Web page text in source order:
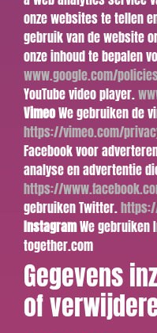
onze websites te tellen
gebruik van de website
onze inhoud te bepalen
www.google.com/
YouTube video player.
VimeoWe gebruiken de
https://vimeo.com/
Facebook voor
analyse en advertentie
https://
gebruiken Twitter.
InstagramWe gebruiken
together.com
Gegevens
of